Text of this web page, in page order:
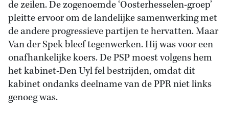
de zeilen. De zogenoemde ‘Oosterhesselen-groep’
pleitte ervoor om de landelijke samenwerking met
de andere progressieve partijen te hervatten. Maar
Van der Spek bleef tegenwerken. Hij was voor een
onafhankelijke koers. De PSP moest volgens hem
het kabinet-Den Uyl fel bestrijden, omdat dit
kabinet ondanks deelname van de PPR niet links
genoeg was.